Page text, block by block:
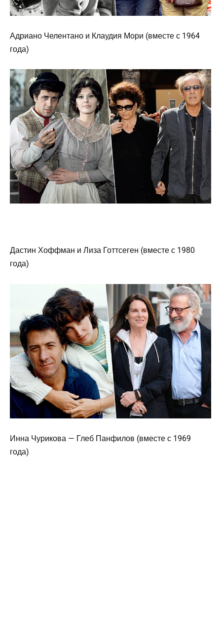
Адриано Челентано и Клаудия Мори (вместе с 1964
года)
Дастин Хоффман и Лиза Готтсеген (вместе с 1980
года)
Инна Чурикова — Глеб Панфилов (вместе с 1969
года)